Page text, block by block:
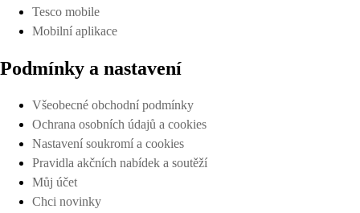
Tesco mobile
Mobilní aplikace
Podmínky a nastavení
Všeobecné obchodní podmínky
Ochrana osobních údajů a cookies
Nastavení soukromí a cookies
Pravidla akčních nabídek a soutěží
Můj účet
Chci novinky